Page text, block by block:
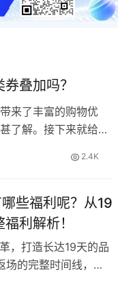
叠加吗？
来了丰富的购物优
了解。接下来就给大
2.4K
些福利呢？从19
利解析！
，打造长达19天的品
的完整时间线，解